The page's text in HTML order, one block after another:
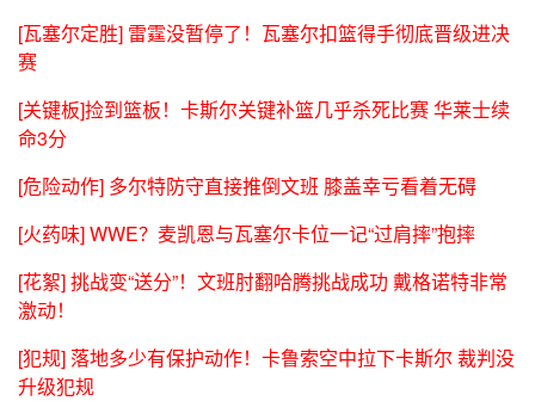
[瓦塞尔定胜] 雷霆没暂停了！瓦塞尔扣篮得手彻底晋级进决
赛
[关键板]捡到篮板！卡斯尔关键补篮几乎杀死比赛 华莱士续
命3分
[危险动作] 多尔特防守直接推倒文班 膝盖幸亏看着无碍
[火药味] WWE？麦凯恩与瓦塞尔卡位一记“过肩摔”抱摔
[花絮] 挑战变“送分”！文班肘翻哈腾挑战成功 戴格诺特非常
激动！
[犯规] 落地多少有保护动作！卡鲁索空中拉下卡斯尔 裁判没
升级犯规